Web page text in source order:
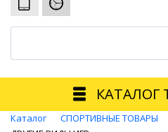
КАТАЛОГ
Каталог СПОРТИВНЫЕ ТОВАРЫ